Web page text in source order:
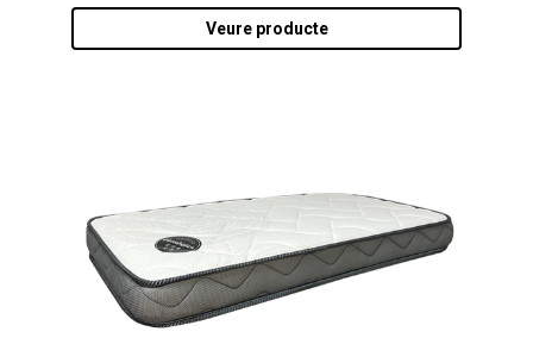
Veure producte